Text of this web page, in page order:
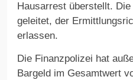
Hausarrest überstellt.
geleitet, der
erlassen.
Die Finanzpolizei hat
Bargeld im Gesamtwert